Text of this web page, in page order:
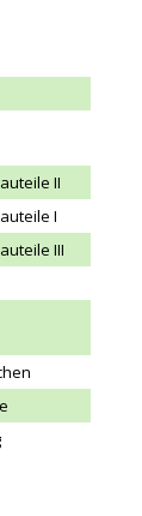
II
I
III